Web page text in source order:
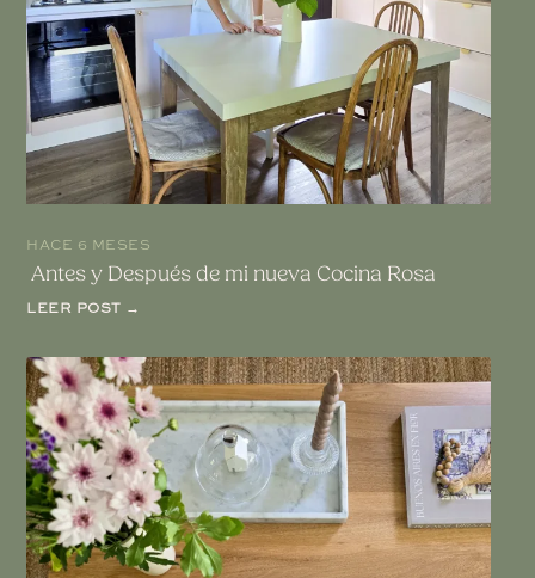
HACE 6 MESES
Antes y Después de mi nueva Cocina Rosa
LEER POST →